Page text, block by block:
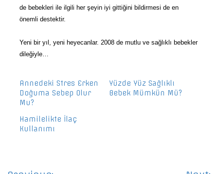
de bebekleri ile ilgili her şeyin iyi gittiğini bildirmesi de en
önemli destektir.
Yeni bir yıl, yeni heyecanlar. 2008 de mutlu ve sağlıklı bebekler
dileğiyle…
Annedeki Stres Erken
Doğuma Sebep Olur
Mu?
Yüzde Yüz Sağlıklı
Bebek Mümkün Mü?
Hamilelikte İlaç
Kullanımı
Yazı